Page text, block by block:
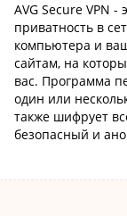
AVG Secure VPN
приватность в
компьютера и
сайтам, на
вас. Программа
один или
также шифрует
безопасный и